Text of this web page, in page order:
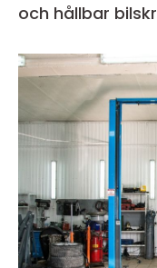
och hållbar